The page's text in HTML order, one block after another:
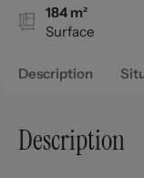
184 m²
Surface
Description
Description